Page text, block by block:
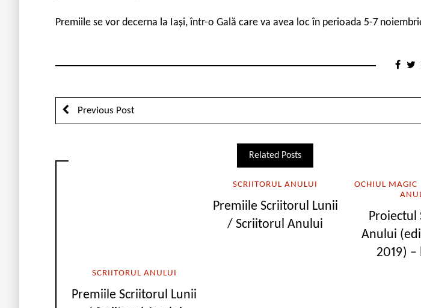
Premiile se vor decerna la Iași, într-o Gală care va avea loc în perioada 5-7
Previous Post
Related Posts
SCRIITORUL ANULUI
Premiile Scriitorul Lunii
SCRIITORUL ANULUI
Premiile Scriitorul Lunii
/ Scriitorul Anului
OCHIUL MAGIC
Proiectul
Anului
2019) –